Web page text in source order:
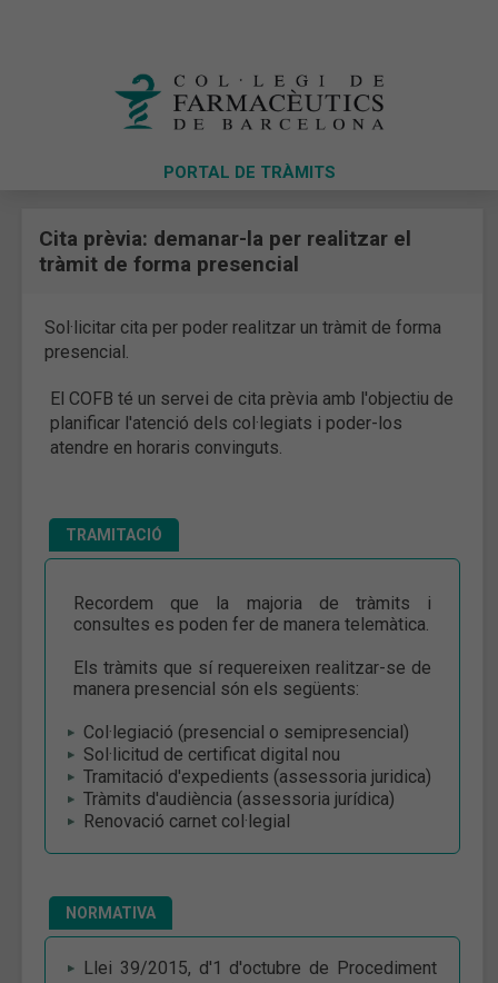
PORTAL DE TRÀMITS
Cita prèvia: demanar-la per realitzar el
tràmit de forma presencial
Sol·licitar cita per poder realitzar un tràmit de forma
presencial.
El COFB té un servei de cita prèvia amb l'objectiu de
planificar l'atenció dels col·legiats i poder-los
atendre en horaris convinguts.
TRAMITACIÓ
Recordem que la majoria de tràmits i
consultes es poden fer de manera telemàtica.
Els tràmits que sí requereixen realitzar-se de
manera presencial són els següents:
Col·legiació (presencial o semipresencial)
Sol·licitud de certificat digital nou
Tramitació d'expedients (assessoria juridica)
Tràmits d'audiència (assessoria jurídica)
Renovació carnet col·legial
NORMATIVA
Llei 39/2015, d'1 d'octubre de Procediment